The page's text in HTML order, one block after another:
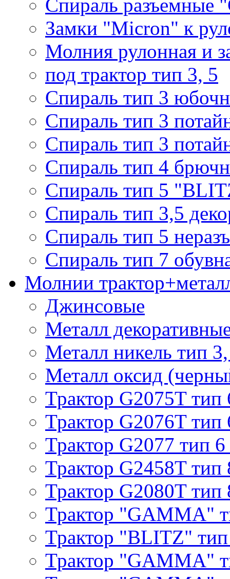
Спираль разъемные
Замки "Micron" к
Молния рулонная и
под трактор тип 3, 5
Спираль тип 3
Спираль тип 3
Спираль тип 3
Спираль тип 4
Спираль тип 5
Спираль тип 3,5
Спираль тип 5
Спираль тип 7
Молнии
Джинсовые
Металл
Металл никель тип
Металл оксид
Трактор G2075T тип
Трактор G2076T тип
Трактор G2077 тип 6
Трактор G2458T тип
Трактор G2080T тип
Трактор "GAMMA"
Трактор "BLITZ"
Трактор "GAMMA"